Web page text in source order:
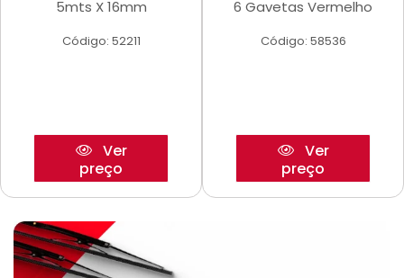
5mts X 16mm
Código: 52211
Ver
preço
6 Gavetas Vermelho
Código: 58536
Ver
preço